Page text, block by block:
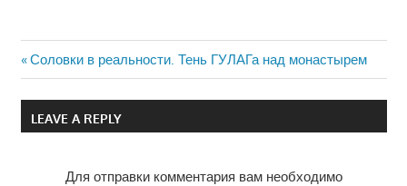
Навигация
по
Previous
Post:
Соловки в реальности. Тень ГУЛАГа над монастырем
LEAVE A REPLY
Для отправки комментария вам необходимо